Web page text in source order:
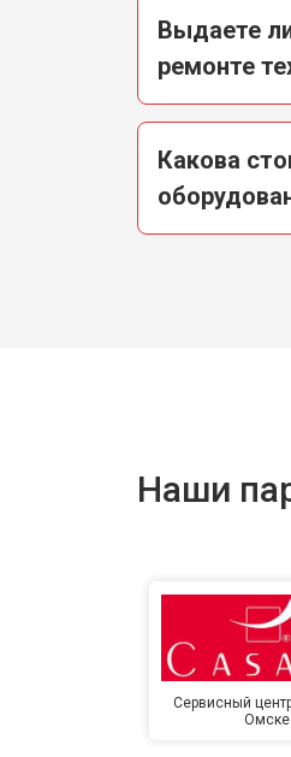
Выдаете
ремонте
Какова
Наши
Сервисный
Омске